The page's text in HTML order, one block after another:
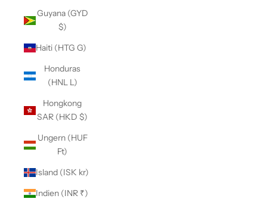
Guyana (GYD
$)
Haiti (HTG G)
Honduras
(HNL L)
Hongkong
SAR (HKD $)
Ungern (HUF
Ft)
Island (ISK kr)
Indien (INR ₹)